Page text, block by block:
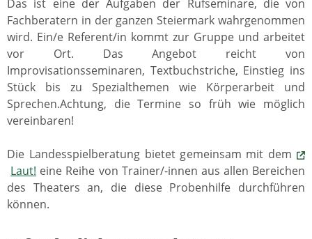
Das ist eine der Aufgaben der Rufseminare, die von
Fachberatern in der ganzen Steiermark wahrgenommen
wird. Ein/e Referent/in kommt zur Gruppe und arbeitet
vor Ort. Das Angebot reicht von
Improvisationsseminaren, Textbuchstriche, Einstieg ins
Stück bis zu Spezialthemen wie Körperarbeit und
Sprechen.Achtung, die Termine so früh wie möglich
vereinbaren!
Die Landesspielberatung bietet gemeinsam mit dem
Laut! eine Reihe von Trainer/-innen aus allen Bereichen
des Theaters an, die diese Probenhilfe durchführen
können.